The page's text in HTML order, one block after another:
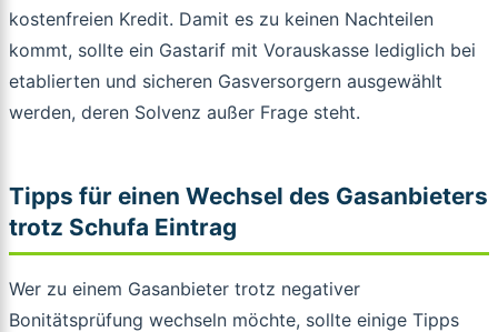
kostenfreien Kredit. Damit es zu keinen Nachteilen
kommt, sollte ein Gastarif mit Vorauskasse lediglich bei
etablierten und sicheren Gasversorgern ausgewählt
werden, deren Solvenz außer Frage steht.
Tipps für einen Wechsel des Gasanbieters
trotz Schufa Eintrag
Wer zu einem Gasanbieter trotz negativer
Bonitätsprüfung wechseln möchte, sollte einige Tipps